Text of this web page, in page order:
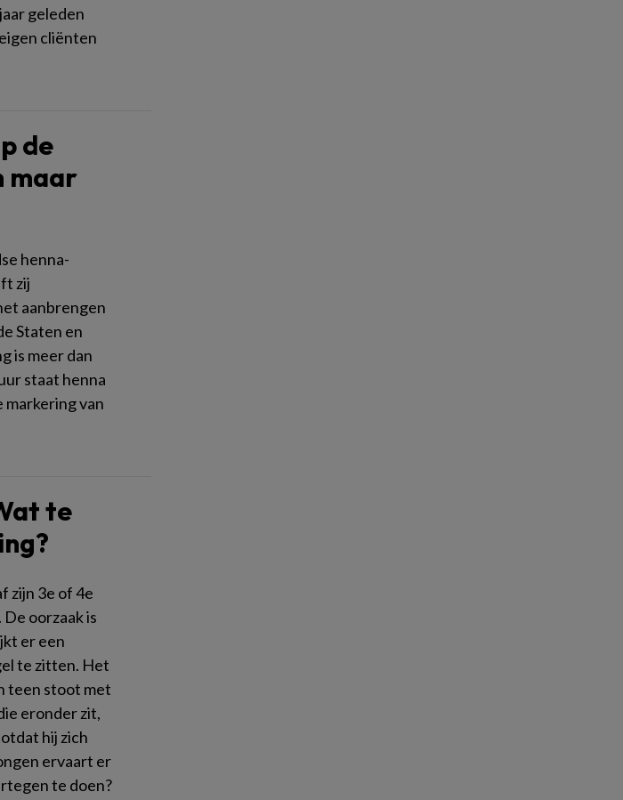
geleden
cliënten
de
maar
henna-
zij
aanbrengen
Staten en
is meer dan
staat henna
markering van
te
zijn 3e of 4e
oorzaak is
er een
te zitten. Het
teen stoot met
eronder zit,
hij zich
ervaart er
te doen?